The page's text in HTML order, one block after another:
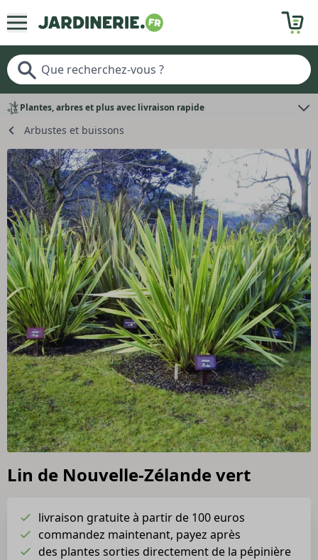
Plantes, arbres et plus avec livraison rapide
Arbustes et buissons
Lin de Nouvelle-Zélande vert
livraison gratuite à partir de 100 euros
commandez maintenant, payez après
des plantes sorties directement de la pépinière